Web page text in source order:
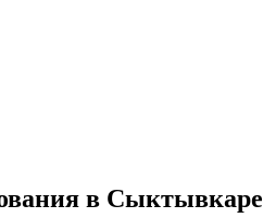
в Сыктывкаре